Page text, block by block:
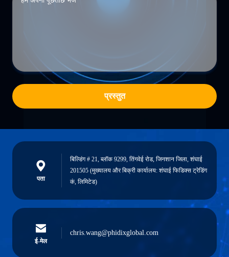
प्रस्तुत
पता
बिल्डिंग # 21, ब्लॉक 9299, तिंगवेई रोड, जिनशान जिला, शंघाई
201505 (मुख्यालय और बिक्री कार्यालय: शंघाई फिडिक्स ट्रेडिंग
कं, लिमिटेड)
ई-मेल
chris.wang@phidixglobal.com